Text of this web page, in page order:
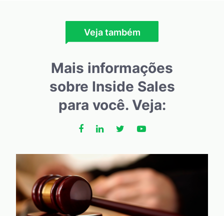
Veja também
Mais informações
sobre Inside Sales
para você. Veja: